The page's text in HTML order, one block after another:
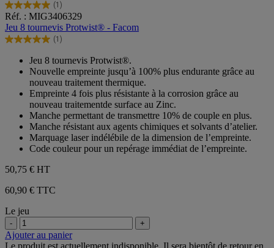
(1)
5.0
sur
5
étoiles.
avis
Réf. : MIG3406329
Jeu 8 tournevis Protwist® - Facom
(1)
5.0
étoiles.
Jeu 8 tournevis Protwist®.
Nouvelle empreinte jusqu’à 100% plus endurante grâce au
nouveau traitement thermique.
Empreinte 4 fois plus résistante à la corrosion grâce au
nouveau traitementde surface au Zinc.
Manche permettant de transmettre 10% de couple en plus.
Manche résistant aux agents chimiques et solvants d’atelier.
Marquage laser indélébile de la dimension de l’empreinte.
Code couleur pour un repérage immédiat de l’empreinte.
50,75 € HT
60,90 € TTC
Le jeu
- +
Ajouter au panier